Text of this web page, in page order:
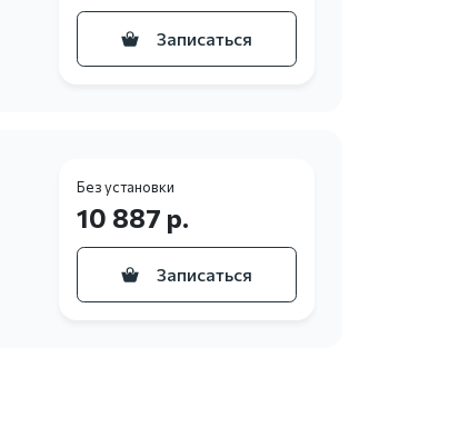
Записаться
Без установки
10 887 р.
Записаться